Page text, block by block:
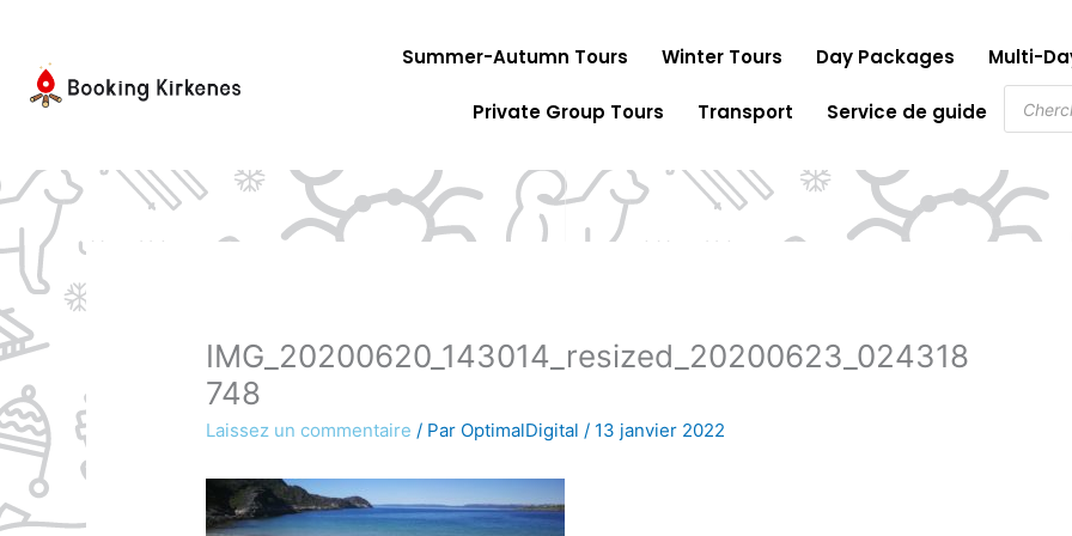
contenu
Summer-Autumn Tours Winter Tours Day Packages Multi-
Private Group Tours Transport Service de guide
produits
IMG_20200620_143014_resized_20200623_024318
748
Laissez un commentaire / Par OptimalDigital/ 13 janvier 2022